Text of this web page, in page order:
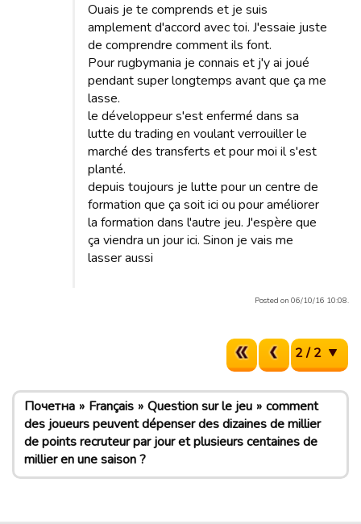
Ouais je te comprends et je suis
amplement d'accord avec toi. J'essaie juste
de comprendre comment ils font.
Pour rugbymania je connais et j'y ai joué
pendant super longtemps avant que ça me
lasse.
le développeur s'est enfermé dans sa
lutte du trading en voulant verrouiller le
marché des transferts et pour moi il s'est
planté.
depuis toujours je lutte pour un centre de
formation que ça soit ici ou pour améliorer
la formation dans l'autre jeu. J'espère que
ça viendra un jour ici. Sinon je vais me
lasser aussi
Posted on 06/10/16 10:08.
2 / 2
Почетна Français Question sur le jeu
comment
des joueurs peuvent dépenser des dizaines de millier
de points recruteur par jour et plusieurs centaines de
millier en une saison ?